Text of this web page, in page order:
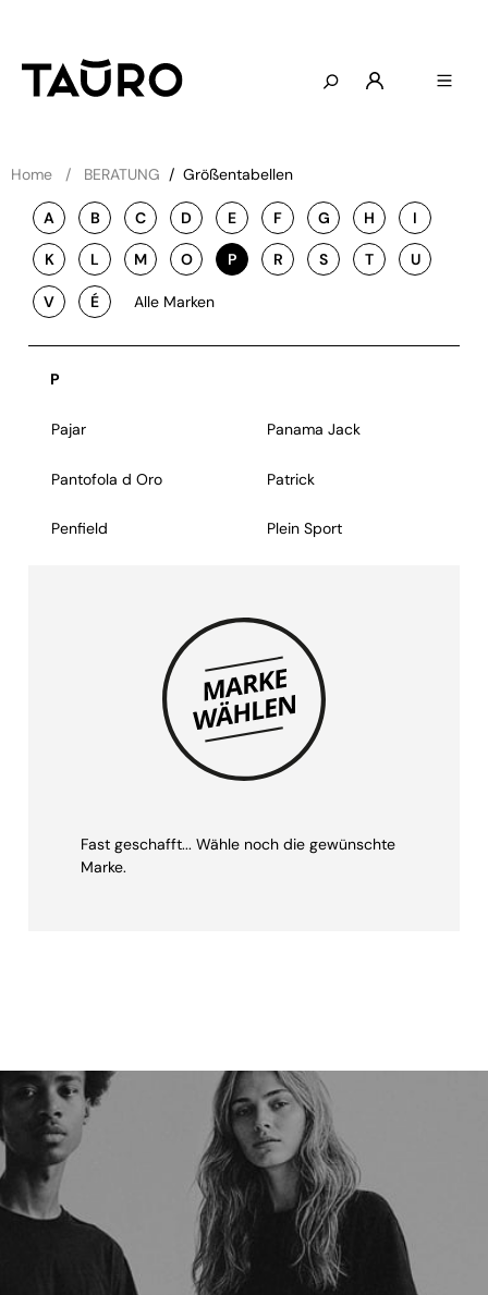
Home BERATUNG / Größentabellen
A B C D E F G H I
K L M O P R S T U
V É Alle Marken
P
Pajar Panama Jack
Pantofola d Oro Patrick
Penfield Plein Sport
Fast geschafft... Wähle noch die gewünschte
Marke.